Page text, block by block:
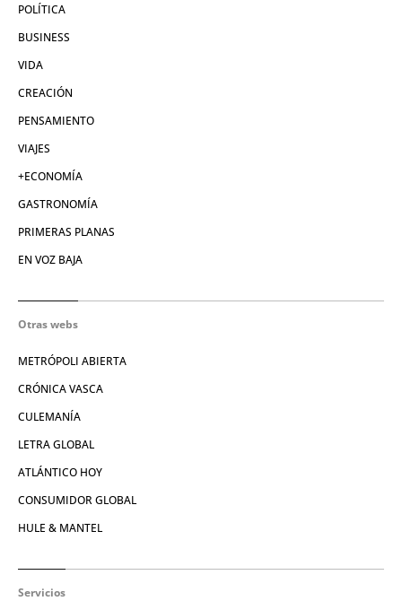
POLÍTICA
BUSINESS
VIDA
CREACIÓN
PENSAMIENTO
VIAJES
+ECONOMÍA
GASTRONOMÍA
PRIMERAS PLANAS
EN VOZ BAJA
Otras webs
METRÓPOLI ABIERTA
CRÓNICA VASCA
CULEMANÍA
LETRA GLOBAL
ATLÁNTICO HOY
CONSUMIDOR GLOBAL
HULE & MANTEL
Servicios